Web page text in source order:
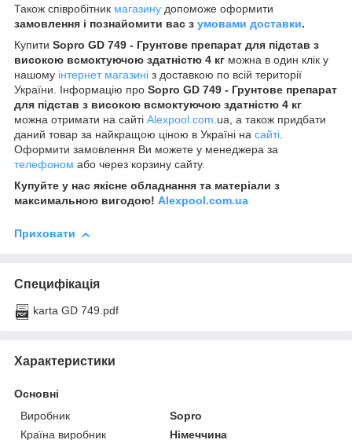
Також співробітник магазину допоможе оформити
замовлення і познайомити вас з умовами доставки.
Купити Sopro GD 749 - Грунтове препарат для підстав з
високою всмоктуючою здатністю 4 кг можна в один клік у
нашому інтернет магазині з доставкою по всій території
України. Інформацію про Sopro GD 749 - Грунтове препарат
для підстав з високою всмоктуючою здатністю 4 кг
можна отримати на сайті Alexpool.com.ua, а також придбати
даний товар за найкращою ціною в Україні на сайті.
Оформити замовлення Ви можете у менеджера за
телефоном або через корзину сайту.
Купуйте у нас якісне обладнання та матеріали з
максимальною вигодою! Alexpool.com.ua
Приховати
Специфікація
karta GD 749.pdf
Характеристики
Основні
Виробник
Sopro
Країна виробник
Німеччина